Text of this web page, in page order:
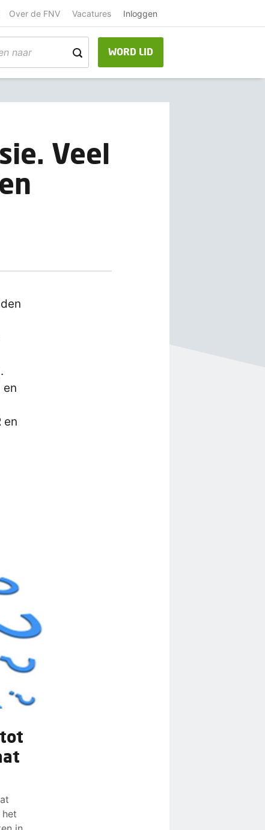
Over de FNV Vacatures Inloggen
WORD LID
Veel
en
en